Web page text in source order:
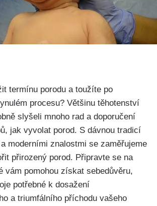
termínu porodu a toužíte‍ po
procesu? Většinu těhotenství
slyšeli mnoho ⁤rad a doporučení
jak vyvolat ⁤porod. S dávnou tradicí
a moderními znalostmi se zaměřujeme
přirozený porod. Připravte se na⁣
vám pomohou získat sebedůvěru,
potřebné⁢ k dosažení
a triumfálního příchodu vašeho